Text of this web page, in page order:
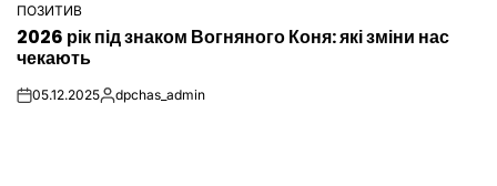
ОПУБЛІКУВАТИ
У
ПОЗИТИВ
2026 рік під знаком Вогняного Коня: які зміни нас
чекають
on05.12.2025Опубліковано
dpchas_admin